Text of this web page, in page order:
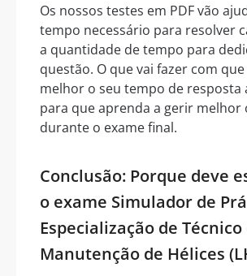
Os nossos testes em PDF vão
tempo necessário para resolver
a quantidade de tempo para
questão. O que vai fazer com
melhor o seu tempo de resposta
para que aprenda a gerir melhor
durante o exame final.
Conclusão: Porque deve
o exame Simulador de
Especialização de Técnico
Manutenção de Hélices